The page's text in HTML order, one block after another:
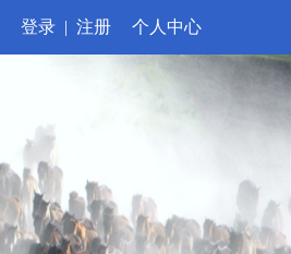
登录 | 注册 个人中心